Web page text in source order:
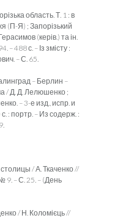
область. Т. 1 : в
(П-Я) ; Запорізький
(керів.) та ін.
– 488 с. – Із змісту :
– С. 65.
– Берлин –
/ Д. Д. Лелюшенко ;
– 3-е изд., испр. и
: портр. – Из содерж. :
/ А. Ткаченко //
9. – С. 25. – (День
/ Н. Коломієць //